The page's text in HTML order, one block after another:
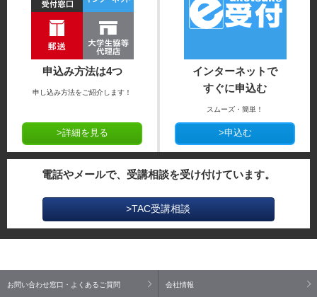
申込み方法は4つ
申し込み方法をご紹介します！
>詳細を見る
インターネットで
すぐに申込む
スムーズ・簡単！
>申込む
電話やメールで、受講相談を受け付けています。
>TAC受講相談
お問い合わせ窓口・よくあるご質問 会社情報